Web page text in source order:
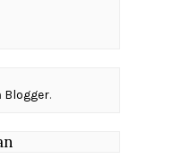
Blogger.